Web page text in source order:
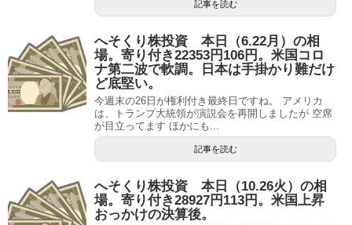
記事を読む
へそくり株投資 本日（6.22月）の相
場。寄り付き22353円106円。米国コロ
ナ第二波で軟調。日本は手掛かり難だけ
ど底堅い。
今週末の26日が権利付き最終日ですね。 アメリカ
は、トランプ大統領が演説会を再開しましたが 空席
が目立ってます ほかにも...
記事を読む
へそくり株投資 本日（10.26火）の相
場。寄り付き28927円113円。米国上昇
おっかけの決算後。